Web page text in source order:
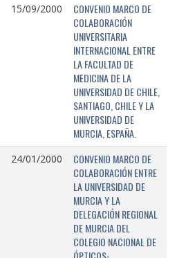
15/09/2000
CONVENIO MARCO DE
COLABORACIÓN
UNIVERSITARIA
INTERNACIONAL ENTRE
LA FACULTAD DE
MEDICINA DE LA
UNIVERSIDAD DE CHILE,
SANTIAGO, CHILE Y LA
UNIVERSIDAD DE
MURCIA, ESPAÑA.
24/01/2000
CONVENIO MARCO DE
COLABORACIÓN ENTRE
LA UNIVERSIDAD DE
MURCIA Y LA
DELEGACIÓN REGIONAL
DE MURCIA DEL
COLEGIO NACIONAL DE